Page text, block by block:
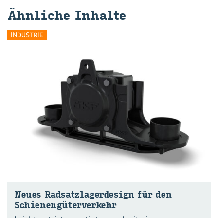
Ähn­li­che In­hal­te
INDUSTRIE
Neues Rad­satz­la­ger­de­sign für den
Schie­nen­gü­ter­ver­kehr